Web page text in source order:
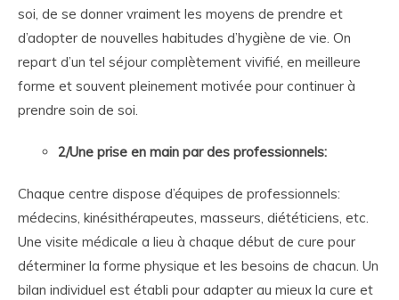
soi, de se donner vraiment les moyens de prendre et
d’adopter de nouvelles habitudes d’hygiène de vie. On
repart d’un tel séjour complètement vivifié, en meilleure
forme et souvent pleinement motivée pour continuer à
prendre soin de soi.
2/Une prise en main par des professionnels:
Chaque centre dispose d’équipes de professionnels:
médecins, kinésithérapeutes, masseurs, diététiciens, etc.
Une visite médicale a lieu à chaque début de cure pour
déterminer la forme physique et les besoins de chacun. Un
bilan individuel est établi pour adapter au mieux la cure et